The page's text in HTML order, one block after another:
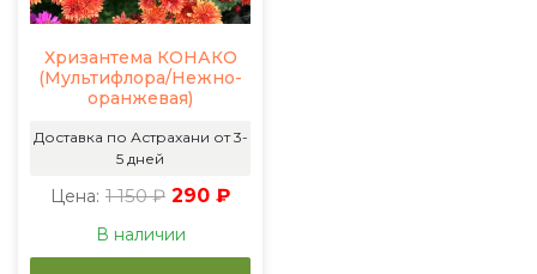
Хризантема КОНАКО
(Мультифлора/Нежно-
оранжевая)
Доставка по Астрахани от 3-
5 дней
Цена: 1 150 ₽ 290 ₽
В наличии